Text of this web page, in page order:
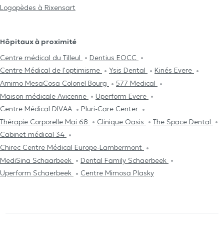
Logopèdes à Rixensart
Hôpitaux à proximité
Centre médical du Tilleul
Dentius EOCC
Centre Médical de l'optimisme
Ysis Dental
Kinés Evere
Amimo MesaCosa Colonel Bourg
577 Medical
Maison médicale Avicenne
Uperform Evere
Centre Médical DIVAA
Pluri-Care Center
Thérapie Corporelle Mai 68
Clinique Oasis
The Space Dental
Cabinet médical 34
Chirec Centre Médical Europe-Lambermont
MediSina Schaarbeek
Dental Family Schaerbeek
Uperform Schaerbeek
Centre Mimosa Plasky